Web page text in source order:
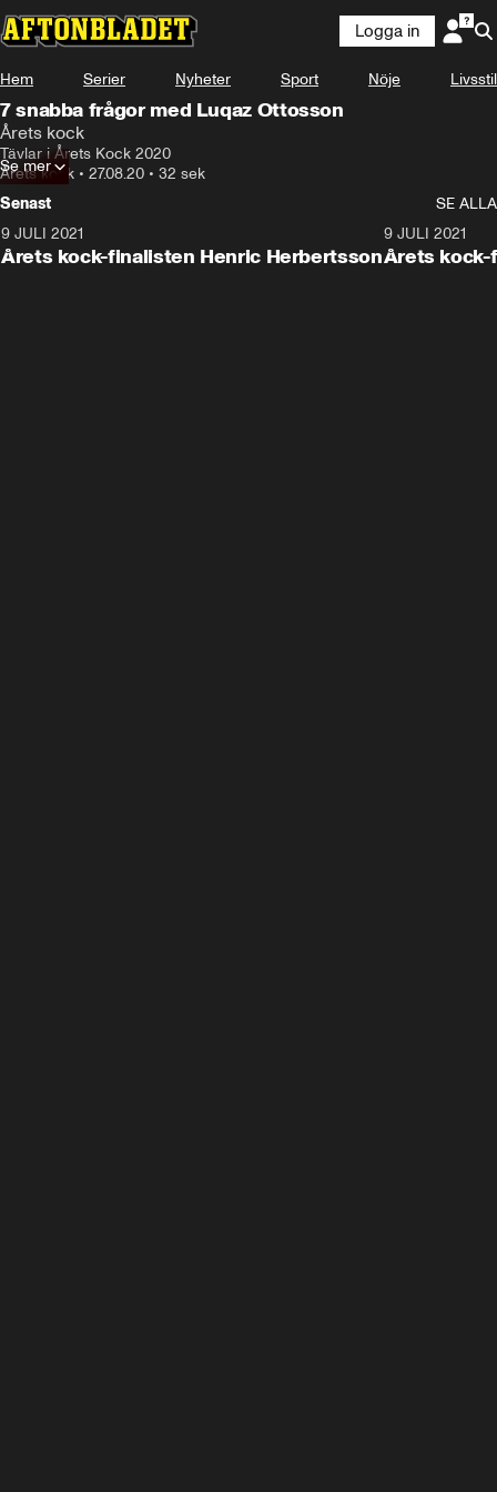
Logga in
Hem Serier Nyheter Sport Nöje Livsstil
7 snabba frågor med Luqaz Ottosson
Årets kock
Tävlar i Årets Kock 2020
Årets kock • 27.08.20 • 32 sek
Se mer
Senast
SE ALLA
9 JULI 2021
Årets kock-finalisten Henric Herbertsson
9 JULI 2021
Årets kock-